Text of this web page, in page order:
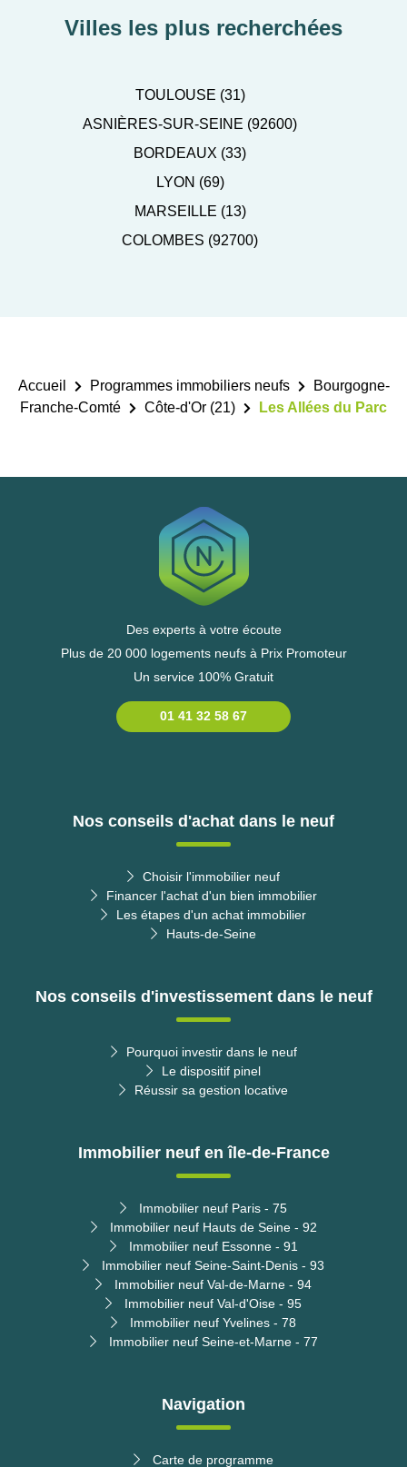
Villes les plus recherchées
TOULOUSE (31)
ASNIÈRES-SUR-SEINE (92600)
BORDEAUX (33)
LYON (69)
MARSEILLE (13)
COLOMBES (92700)
Accueil Programmes immobiliers neufs
Bourgogne-
Franche-Comté
Côte-d'Or (21) Les Allées du Parc
Des experts à votre écoute
Plus de 20 000 logements neufs à Prix Promoteur
Un service 100% Gratuit
01 41 32 58 67
Nos conseils d'achat dans le neuf
Choisir l'immobilier neuf
Financer l'achat d'un bien immobilier
Les étapes d'un achat immobilier
Hauts-de-Seine
Nos conseils d'investissement dans le neuf
Pourquoi investir dans le neuf
Le dispositif pinel
Réussir sa gestion locative
Immobilier neuf en île-de-France
Immobilier neuf Paris - 75
Immobilier neuf Hauts de Seine - 92
Immobilier neuf Essonne - 91
Immobilier neuf Seine-Saint-Denis - 93
Immobilier neuf Val-de-Marne - 94
Immobilier neuf Val-d'Oise - 95
Immobilier neuf Yvelines - 78
Immobilier neuf Seine-et-Marne - 77
Navigation
Carte de programme